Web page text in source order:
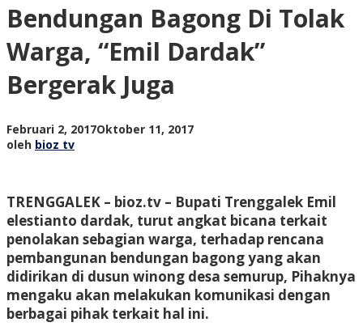
Tolak
Warga,
"Emil
Dardak"
Bendungan Bagong Di Tolak
Warga, “Emil Dardak”
Bergerak Juga
Februari 2, 2017Oktober 11, 2017oleh
oleh bioz tv
TRENGGALEK – bioz.tv – Bupati Trenggalek Emil
elestianto dardak, turut angkat bicana terkait
penolakan sebagian warga, terhadap rencana
pembangunan bendungan bagong yang akan
didirikan di dusun winong desa semurup, Pihaknya
mengaku akan melakukan komunikasi dengan
berbagai pihak terkait hal ini.